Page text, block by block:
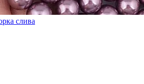
слива